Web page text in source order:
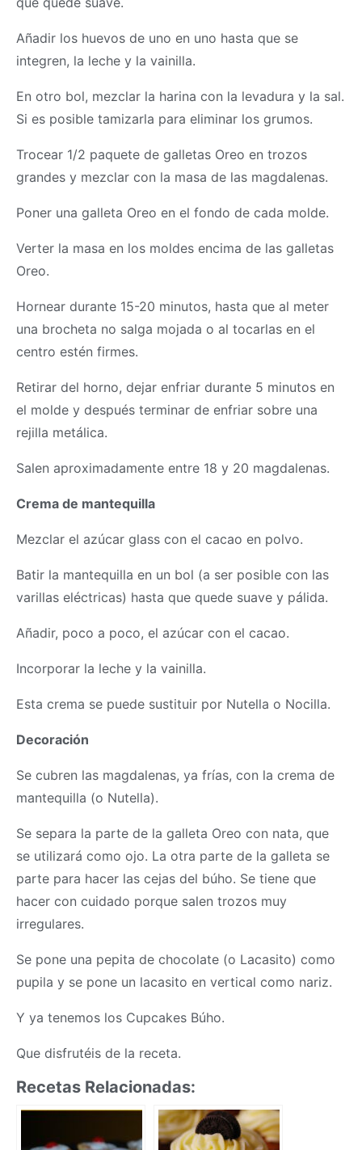
Añadir los huevos de uno en uno hasta que se
integren, la leche y la vainilla.
En otro bol, mezclar la harina con la levadura y la sal.
Si es posible tamizarla para eliminar los grumos.
Trocear 1/2 paquete de galletas Oreo en trozos
grandes y mezclar con la masa de las magdalenas.
Poner una galleta Oreo en el fondo de cada molde.
Verter la masa en los moldes encima de las galletas
Oreo.
Hornear durante 15-20 minutos, hasta que al meter
una brocheta no salga mojada o al tocarlas en el
centro estén firmes.
Retirar del horno, dejar enfriar durante 5 minutos en
el molde y después terminar de enfriar sobre una
rejilla metálica.
Salen aproximadamente entre 18 y 20 magdalenas.
Crema de mantequilla
Mezclar el azúcar glass con el cacao en polvo.
Batir la mantequilla en un bol (a ser posible con las
varillas eléctricas) hasta que quede suave y pálida.
Añadir, poco a poco, el azúcar con el cacao.
Incorporar la leche y la vainilla.
Esta crema se puede sustituir por Nutella o Nocilla.
Decoración
Se cubren las magdalenas, ya frías, con la crema de
mantequilla (o Nutella).
Se separa la parte de la galleta Oreo con nata, que
se utilizará como ojo. La otra parte de la galleta se
parte para hacer las cejas del búho. Se tiene que
hacer con cuidado porque salen trozos muy
irregulares.
Se pone una pepita de chocolate (o Lacasito) como
pupila y se pone un lacasito en vertical como nariz.
Y ya tenemos los Cupcakes Búho.
Que disfrutéis de la receta.
Recetas Relacionadas: